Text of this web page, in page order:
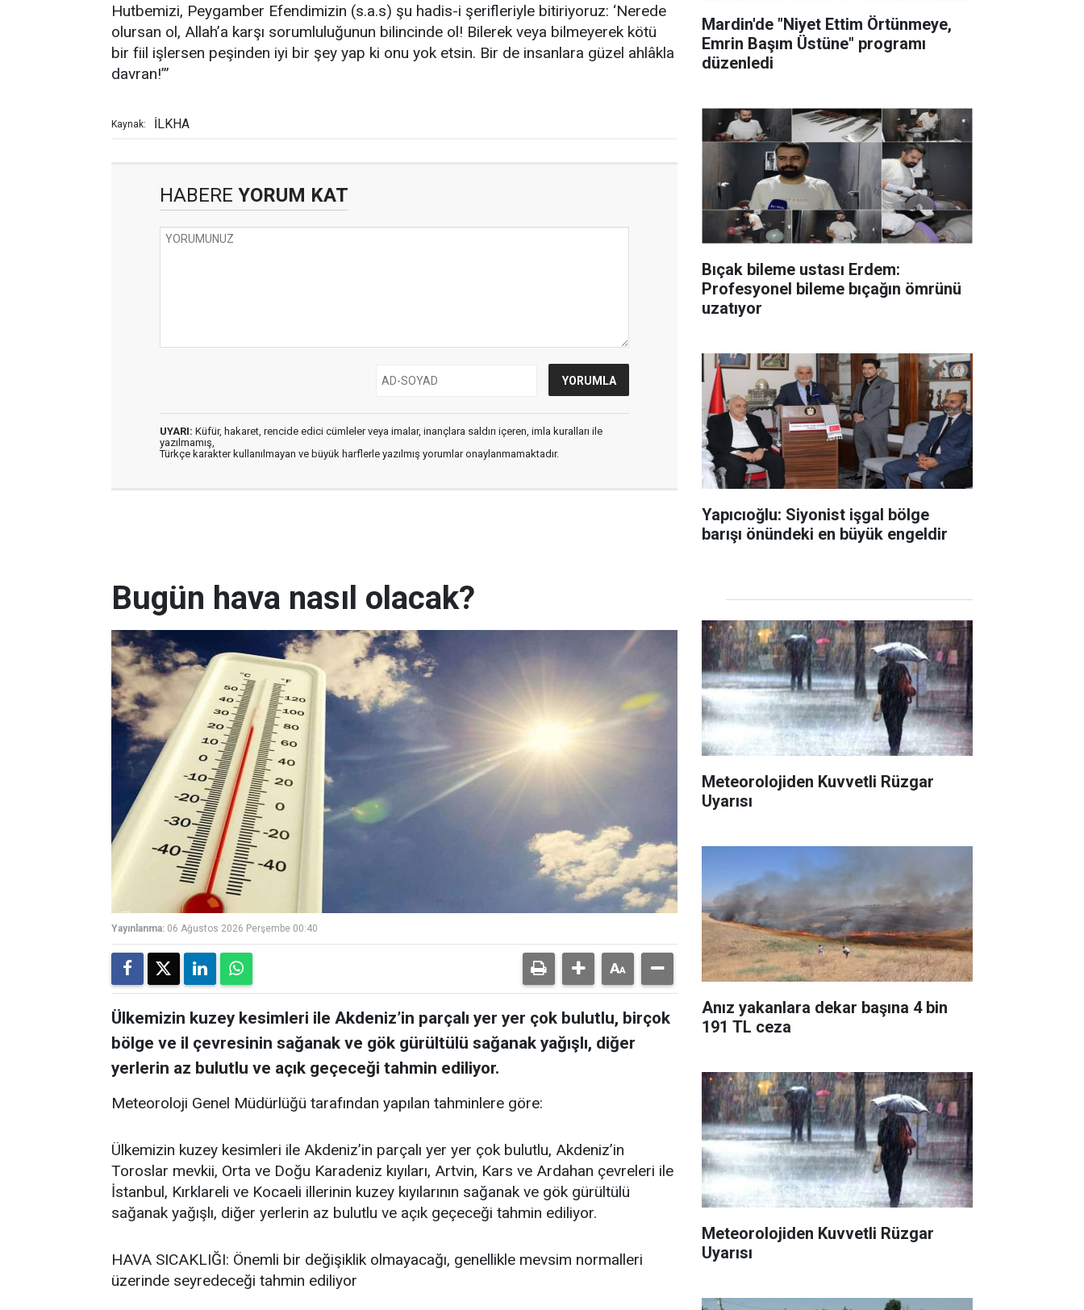
Hutbemizi, Peygamber Efendimizin (s.a.s) şu hadis-i şerifleriyle bitiriyoruz: ‘Nerede
olursan ol, Allah’a karşı sorumluluğunun bilincinde ol! Bilerek veya bilmeyerek kötü
bir fiil işlersen peşinden iyi bir şey yap ki onu yok etsin. Bir de insanlara güzel ahlâkla
davran!’”
Kaynak: İLKHA
HABERE YORUM KAT
UYARI: Küfür, hakaret, rencide edici cümleler veya imalar, inançlara saldırı içeren, imla kuralları ile
yazılmamış,
Türkçe karakter kullanılmayan ve büyük harflerle yazılmış yorumlar onaylanmamaktadır.
Mardin'de "Niyet Ettim Örtünmeye,
Emrin Başım Üstüne" programı
düzenledi
Bıçak bileme ustası Erdem:
Profesyonel bileme bıçağın ömrünü
uzatıyor
Yapıcıoğlu: Siyonist işgal bölge
barışı önündeki en büyük engeldir
Bugün hava nasıl olacak?
Yayınlanma: 06 Ağustos 2026 Perşembe 00:40
Ülkemizin kuzey kesimleri ile Akdeniz’in parçalı yer yer çok bulutlu, birçok
bölge ve il çevresinin sağanak ve gök gürültülü sağanak yağışlı, diğer
yerlerin az bulutlu ve açık geçeceği tahmin ediliyor.
Meteoroloji Genel Müdürlüğü tarafından yapılan tahminlere göre:
Ülkemizin kuzey kesimleri ile Akdeniz’in parçalı yer yer çok bulutlu, Akdeniz’in
Toroslar mevkii, Orta ve Doğu Karadeniz kıyıları, Artvin, Kars ve Ardahan çevreleri ile
İstanbul, Kırklareli ve Kocaeli illerinin kuzey kıyılarının sağanak ve gök gürültülü
sağanak yağışlı, diğer yerlerin az bulutlu ve açık geçeceği tahmin ediliyor.
HAVA SICAKLIĞI: Önemli bir değişiklik olmayacağı, genellikle mevsim normalleri
üzerinde seyredeceği tahmin ediliyor
Meteorolojiden Kuvvetli Rüzgar
Uyarısı
Anız yakanlara dekar başına 4 bin
191 TL ceza
Meteorolojiden Kuvvetli Rüzgar
Uyarısı